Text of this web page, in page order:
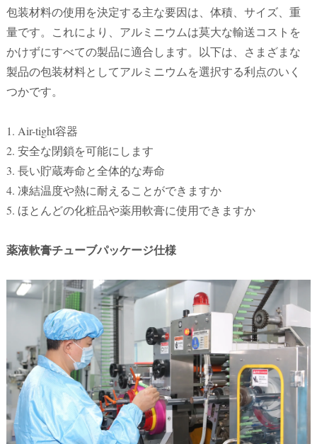
包装材料の使用を決定する主な要因は、体積、サイズ、重
量です。これにより、アルミニウムは莫大な輸送コストを
かけずにすべての製品に適合します。以下は、さまざまな
製品の包装材料としてアルミニウムを選択する利点のいく
つかです。
1. Air-tight容器
2. 安全な閉鎖を可能にします
3. 長い貯蔵寿命と全体的な寿命
4. 凍結温度や熱に耐えることができますか
5. ほとんどの化粧品や薬用軟膏に使用できますか
薬液軟膏チューブパッケージ仕様